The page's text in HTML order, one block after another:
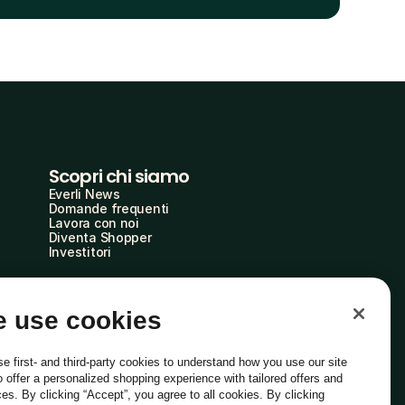
Scopri chi siamo
Everli News
Domande frequenti
Lavora con noi
Diventa Shopper
Investitori
use cookies
first- and third-party cookies to understand how you use our site
offer a personalized shopping experience with tailored offers and
By clicking “Accept”, you agree to all cookies. By clicking